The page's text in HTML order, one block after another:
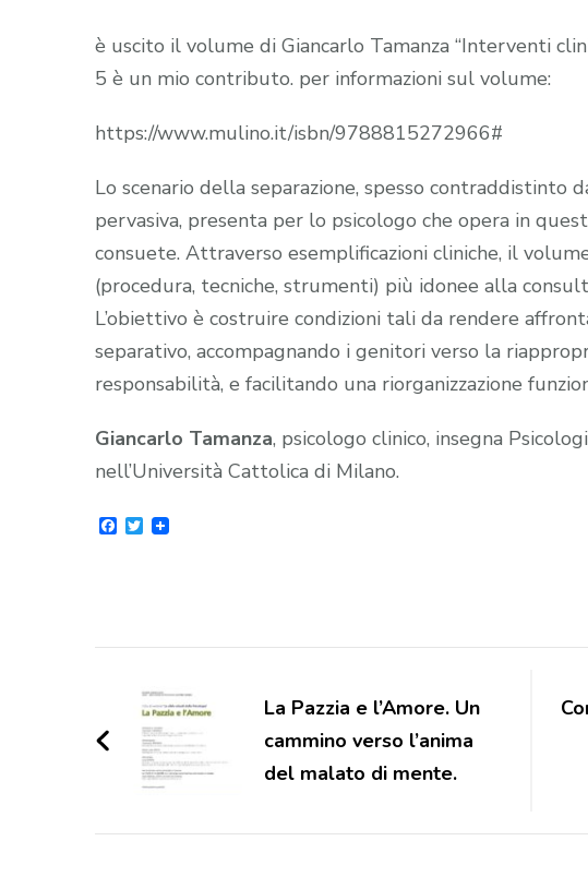
è uscito il volume di Giancarlo Tamanza “Interventi
5 è un mio contributo. per informazioni sul volume:
https://www.mulino.it/isbn/9788815272966#
Lo scenario della separazione, spesso
pervasiva, presenta per lo psicologo che opera in
consuete. Attraverso esemplificazioni cliniche, il
(procedura, tecniche, strumenti) più idonee alla
L’obiettivo è costruire condizioni tali da rendere
separativo, accompagnando i genitori verso la
responsabilità, e facilitando una riorganizzazione
Giancarlo Tamanza, psicologo clinico, insegna
nell’Università Cattolica di Milano.
Facebook
Twitter
articoli
La Pazzia e l’Amore. Un
cammino verso l’anima
del malato di mente.